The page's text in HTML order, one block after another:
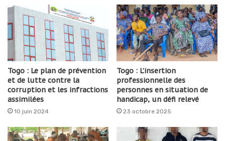
Togo : Le plan de prévention
et de lutte contre la
corruption et les infractions
assimilées
10 juin 2024
Togo : L’insertion
professionnelle des
personnes en situation de
handicap, un défi relevé
23 octobre 2025